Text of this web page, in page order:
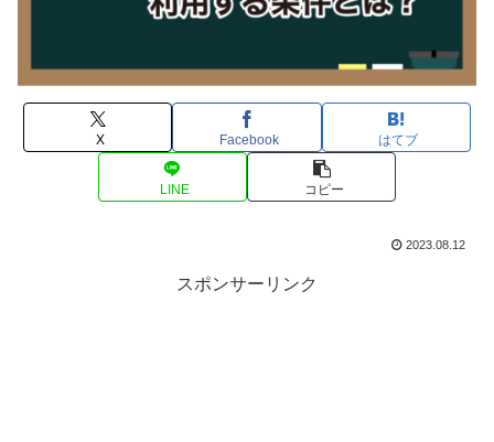
X Facebook はてブ
LINE コピー
2023.08.12
スポンサーリンク